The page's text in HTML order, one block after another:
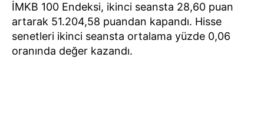
İMKB 100 Endeksi, ikinci seansta 28,60 puan
artarak 51.204,58 puandan kapandı. Hisse
senetleri ikinci seansta ortalama yüzde 0,06
oranında değer kazandı.